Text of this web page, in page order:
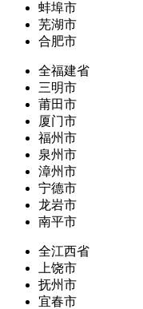
蚌埠市
芜湖市
合肥市
全福建省
三明市
莆田市
厦门市
福州市
泉州市
漳州市
宁德市
龙岩市
南平市
全江西省
上饶市
抚州市
宜春市